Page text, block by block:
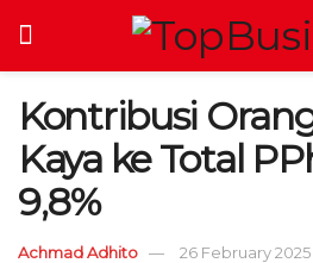
Kontribusi
Kaya ke Total
9,8%
Achmad Adhito 26 February 2025